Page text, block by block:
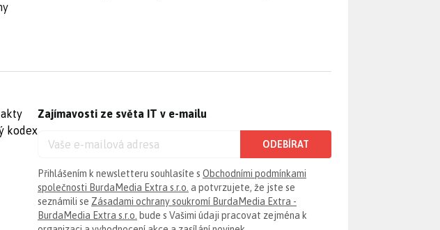
kodex
Zajímavosti ze světa IT v e-mailu
ODEBÍRAT
Přihlášením k newsletteru souhlasíte s Obchodními podmínkami
společnosti BurdaMedia Extra s.r.o. a potvrzujete, že jste se
seznámili se Zásadami ochrany soukromí BurdaMedia Extra -
BurdaMedia Extra s.r.o. bude s Vašimi údaji pracovat zejména k